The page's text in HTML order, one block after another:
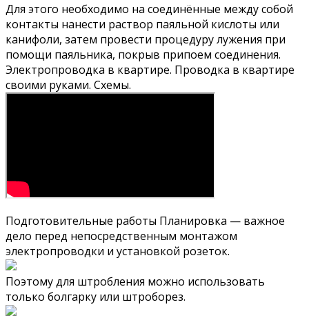
Для этого необходимо на соединённые между собой
контакты нанести раствор паяльной кислоты или
канифоли, затем провести процедуру лужения при
помощи паяльника, покрыв припоем соединения.
Электропроводка в квартире. Проводка в квартире
своими руками. Схемы.
Подготовительные работы Планировка — важное
дело перед непосредственным монтажом
электропроводки и установкой розеток.
Поэтому для штробления можно использовать
только болгарку или штроборез.